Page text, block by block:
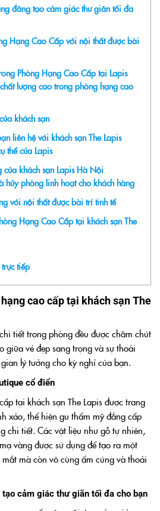
đãng tạo cảm giác thư giãn tối đa
Hạng Cao Cấp với nội thất được bài
Phòng Hạng Cao Cấp tại Lapis
lượng cao trong phòng hạng cao
khách sạn
liên hệ với khách sạn The Lapis
thể của Lapis
khách sạn Lapis Hà Nội
hủy phòng linh hoạt cho khách hàng
với nội thất được bài trí tinh tế
Hạng Cao Cấp tại khách sạn The
tiếp
cao cấp tại khách sạn The
tiết trong phòng đều được chăm chút
giữa vẻ đẹp sang trọng và sự thoải
lý tưởng cho kỳ nghỉ của bạn.
cổ điển
tại khách sạn The Lapis được trang
xảo, thể hiện gu thẩm mỹ đẳng cấp
chi tiết. Các vật liệu như gỗ tự nhiên,
vàng được sử dụng để tạo ra một
mà còn vô cùng ấm cúng và thoải
cảm giác thư giãn tối đa cho bạn